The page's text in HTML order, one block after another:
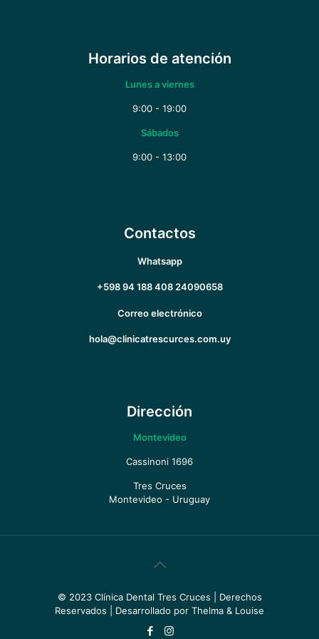
Horarios de atención
Lunes a viernes
9:00 - 19:00
Sábados
9:00 - 13:00
Contactos
Whatsapp
+598 94 188 40824090658
Correo electrónico
hola@clinicatrescurces.com.uy
Dirección
Montevideo
Cassinoni 1696
Tres Cruces
Montevideo - Uruguay
© 2023 Clínica Dental Tres Cruces | Derechos
Reservados | Desarrollado por Thelma & Louise